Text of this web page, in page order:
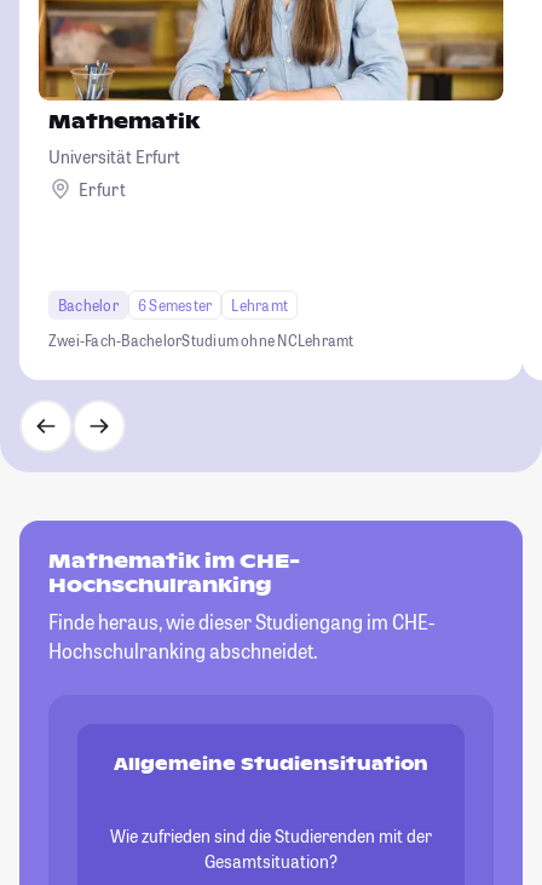
Mathematik
Universität Erfurt
Erfurt
Bachelor 6 Semester
Lehramt
Zwei-Fach-BachelorStudium ohne NCLehramt
Mathematik im CHE-
Hochschulranking
Finde heraus, wie dieser Studiengang im CHE-
Hochschulranking abschneidet.
Allgemeine Studiensituation
Wie zufrieden sind die Studierenden mit der
Gesamtsituation?